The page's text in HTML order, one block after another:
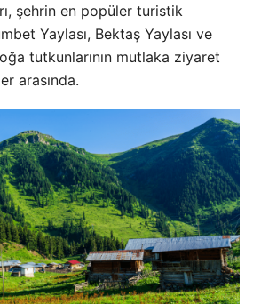
şehrin en popüler turistik
Yaylası, Bektaş Yaylası ve
tutkunlarının mutlaka ziyaret
arasında.